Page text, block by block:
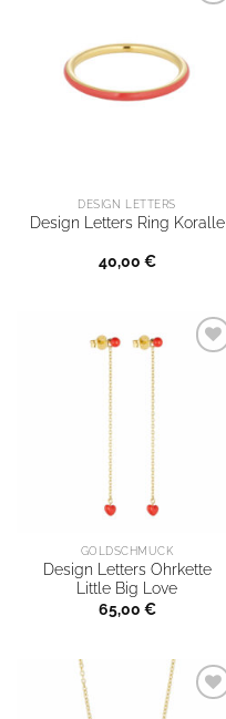
DESIGN LETTERS
Design Letters Ring Koralle
40,00 €
GOLDSCHMUCK
Design Letters Ohrkette
Little Big Love
65,00 €